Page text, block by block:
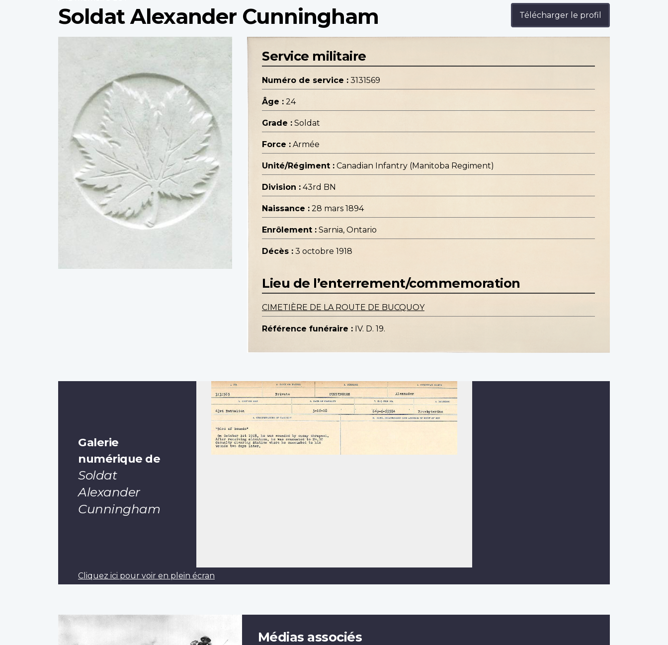
Soldat Alexander Cunningham Télécharger le profil
Service militaire
Numéro de service : 3131569
Âge : 24
Grade : Soldat
Force : Armée
Unité/Régiment : Canadian Infantry (Manitoba Regiment)
Division : 43rd BN
Naissance : 28 mars 1894
Enrôlement : Sarnia, Ontario
Décès : 3 octobre 1918
Lieu de l’enterrement/commemoration
CIMETIÈRE DE LA ROUTE DE BUCQUOY
Référence funéraire : IV. D. 19.
Galerie
numérique de
Soldat
Alexander
Cunningham
Cliquez ici pour voir en plein écran
Médias associés